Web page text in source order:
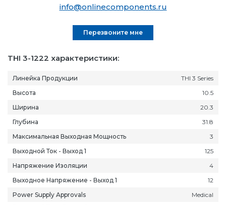
THI 3-1222 характеристики:
Линейка Продукции
THI 3 Series
Высота
10.5
Ширина
20.3
Глубина
31.8
Максимальная Выходная Мощность
3
Выходной Ток - Выход 1
125
Напряжение Изоляции
4
Выходное Напряжение - Выход 1
12
Power Supply Approvals
Medical
info@onlinecomponents.ru
Перезвоните мне